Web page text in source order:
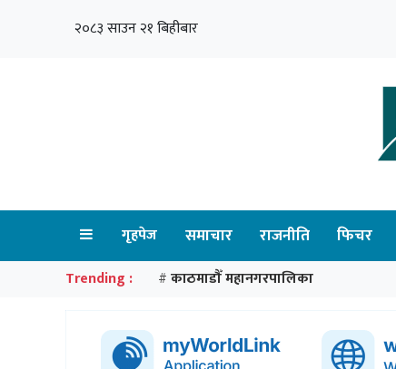
२०८३ साउन २१ बिहीबार
गृहपेज समाचार राजनीति फिचर
Trending : # काठमाडौँ महानगरपालिका